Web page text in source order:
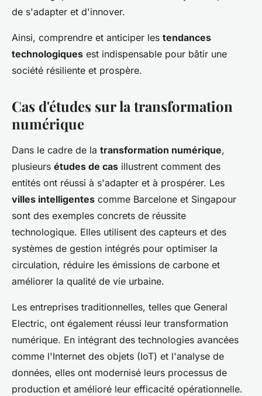
de s'adapter et d'innover.
Ainsi, comprendre et anticiper les tendances
technologiques est indispensable pour bâtir une
société résiliente et prospère.
Cas d'études sur la transformation
numérique
Dans le cadre de la transformation numérique,
plusieurs études de cas illustrent comment des
entités ont réussi à s'adapter et à prospérer. Les
villes intelligentes comme Barcelone et Singapour
sont des exemples concrets de réussite
technologique. Elles utilisent des capteurs et des
systèmes de gestion intégrés pour optimiser la
circulation, réduire les émissions de carbone et
améliorer la qualité de vie urbaine.
Les entreprises traditionnelles, telles que General
Electric, ont également réussi leur transformation
numérique. En intégrant des technologies avancées
comme l'Internet des objets (IoT) et l'analyse de
données, elles ont modernisé leurs processus de
production et amélioré leur efficacité opérationnelle.